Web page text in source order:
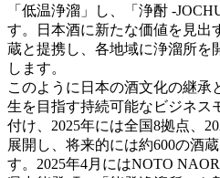
「低温浄溜」し、「浄酎 -
す。日本酒に新たな価値を見出
蔵と提携し、各地域に浄溜所を
します。
このように日本の酒文化の継承
生を目指す持続可能なビジネス
付け、2025年には全国8拠点、
展開し、将来的には約600の酒
す。2025年4月にはNOTO